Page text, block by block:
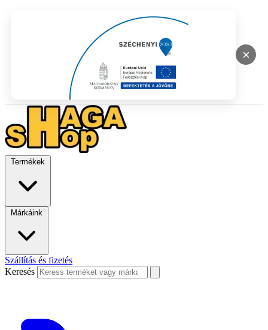
×
Termékek
Márkáink
Szállítás és fizetés
Keresés